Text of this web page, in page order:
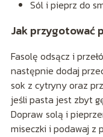
Sól i pieprz do
Jak przygotować
Fasolę odsącz i
następnie dodaj
sok z cytryny oraz
jeśli pasta jest zbyt
Dopraw solą i
miseczki i podawaj z